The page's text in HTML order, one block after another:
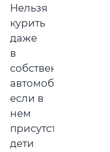
Нельзя
курить
даже
в
собственном
автомобиле,
если в
нем
присутствуют
дети